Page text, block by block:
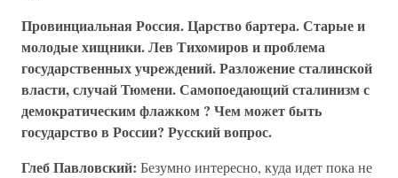
Провинциальная Россия. Царство бартера. Старые и
молодые хищники. Лев Тихомиров и проблема
государственных учреждений. Разложение сталинской
власти, случай Тюмени. Самопоедающий сталинизм с
демократическим флажком ? Чем может быть
государство в России? Русский вопрос.
Глеб Павловский: Безумно интересно, куда идет пока не